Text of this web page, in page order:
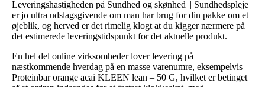
Leveringshastigheden på Sundhed og skønhed || Sundhedspleje
er jo ultra udslagsgivende om man har brug for din pakke om et
øjeblik, og herved er det rimelig klogt at du kigger nærmere på
det estimerede leveringstidspunkt for det aktuelle produkt.
En hel del online virksomheder lover levering på
næstkommende hverdag på en masse varenumre, eksempelvis
Proteinbar orange acai KLEEN lean – 50 G, hvilket er betinget